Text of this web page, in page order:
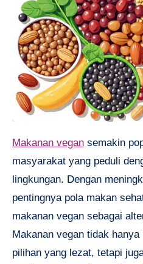
Makanan vegan semakin
masyarakat yang peduli
lingkungan. Dengan
pentingnya pola makan
makanan vegan sebagai
Makanan vegan tidak
pilihan yang lezat, tetapi